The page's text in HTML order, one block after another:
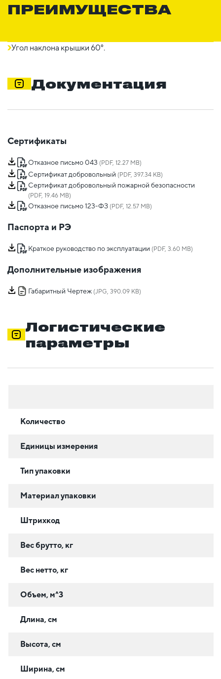
ПРЕИМУЩЕСТВА
Угол наклона крышки 60°.
Документация
Сертификаты
Отказное письмо 043 (PDF, 12.27 MB)
Сертификат добровольный (PDF, 397.34 KB)
Сертификат добровольный пожарной безопасности
(PDF, 19.46 MB)
Отказное письмо 123-ФЗ (PDF, 12.57 MB)
Паспорта и РЭ
Краткое руководство по эксплуатации (PDF, 3.60 MB)
Дополнительные изображения
Габаритный Чертеж (JPG, 390.09 KB)
Логистические
параметры
Количество
Единицы измерения
Тип упаковки
Материал упаковки
Штрихкод
Вес брутто, кг
Вес нетто, кг
Объем, м^3
Длина, см
Высота, см
Ширина, см